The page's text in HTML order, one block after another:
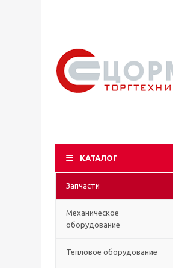
КАТАЛОГ
Запчасти
Механическое
оборудование
Тепловое оборудование